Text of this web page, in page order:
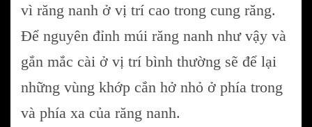
vì răng nanh ở vị trí cao trong cung răng.
Để nguyên đỉnh múi răng nanh như vậy và
gắn mắc cài ở vị trí bình thường sẽ để lại
những vùng khớp cắn hở nhỏ ở phía trong
và phía xa của răng nanh.